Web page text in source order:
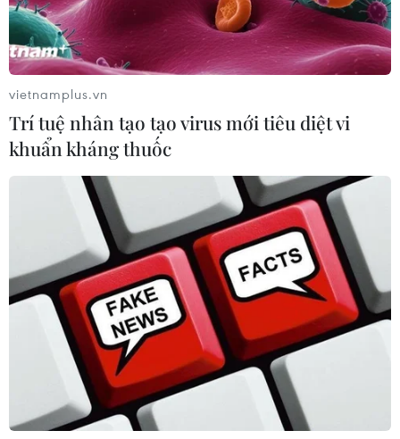
Trà Vinh: Phát triển du lịch nông thôn gắn
với bản sắc văn hóa, bền vững
06/03/2025 01:17
Tỉnh Trà Vinh phát triển du lịch nông thôn gắn với văn
hóa nhằm nâng cao đời sống, góp phần chuyển dịch cơ
cấu kinh tế nông thôn theo hướng tích hợp đa giá trị và
phát triển bền vững.
vietnamplus.vn
Trí tuệ nhân tạo tạo virus mới tiêu diệt vi
khuẩn kháng thuốc